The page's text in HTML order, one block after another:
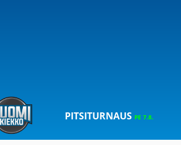
PITSITURNAUS PE 7.8.